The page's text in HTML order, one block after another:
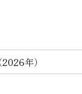
年）